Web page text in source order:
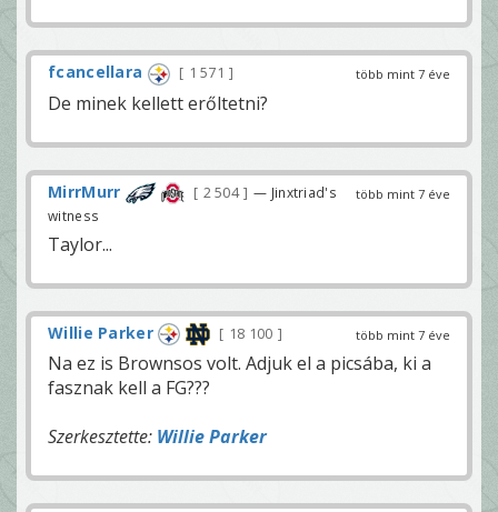
több mint 7 éve
fcancellara 1 571
De minek kellett erőltetni?
több mint 7 éve
MirrMurr 2 504
— Jinxtriad's
witness
Taylor...
több mint 7 éve
Willie Parker 18 100
Na ez is Brownsos volt. Adjuk el a picsába, ki a
fasznak kell a FG???
Szerkesztette: Willie Parker